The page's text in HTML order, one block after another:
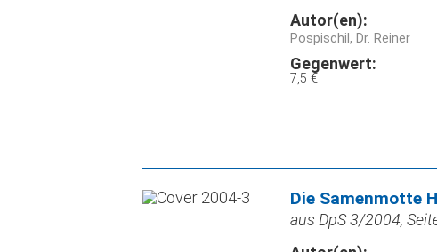
Autor(en):
Pospischil, Dr. Reiner
Gegenwert:
7,5 €
Die Samenmotte
aus DpS 3/2004,